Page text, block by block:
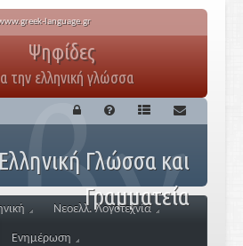
language.gr
Ψηφίδες
την ελληνική γλώσσα
Γλώσσα και
Γραμματεία
Νεοελλ. Λογοτεχνία
Ενημέρωση